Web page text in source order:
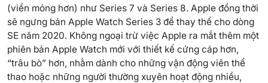
(viền mỏng hơn) như Series 7 và Series 8. Apple đồng thời
sẽ ngưng bán Apple Watch Series 3 để thay thế cho dòng
SE năm 2020. Không ngoại trừ việc Apple ra mắt thêm một
phiên bản Apple Watch mới với thiết kế cứng cáp hơn,
“trâu bò” hơn, nhằm dành cho những vận động viên thể
thao hoặc những người thường xuyên hoạt động nhiều,